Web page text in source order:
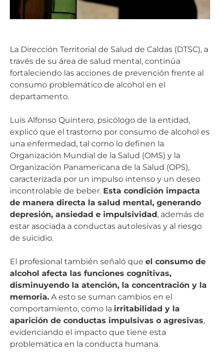
La Dirección Territorial de Salud de Caldas (DTSC), a
través de su área de salud mental, continúa
fortaleciendo las acciones de prevención frente al
consumo problemático de alcohol en el
departamento.
Luis Alfonso Quintero, psicólogo de la entidad,
explicó que el trastorno por consumo de alcohol es
una enfermedad, tal como lo definen la
Organización Mundial de la Salud (OMS) y la
Organización Panamericana de la Salud (OPS),
caracterizada por un impulso intenso y un deseo
incontrolable de beber. Esta condición impacta
de manera directa la salud mental, generando
depresión, ansiedad e impulsividad, además de
estar asociada a conductas autolesivas y al riesgo
de suicidio.
El profesional también señaló que el consumo de
alcohol afecta las funciones cognitivas,
disminuyendo la atención, la concentración y la
memoria. A esto se suman cambios en el
comportamiento, como la irritabilidad y la
aparición de conductas impulsivas o agresivas,
evidenciando el impacto que tiene esta
problemática en la conducta humana.